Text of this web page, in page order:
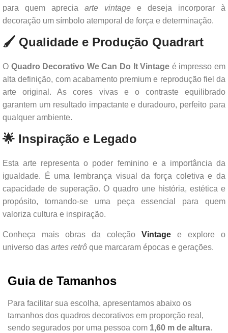
para quem aprecia arte vintage e deseja incorporar à
decoração um símbolo atemporal de força e determinação.
🖌️ Qualidade e Produção Quadrart
O Quadro Decorativo We Can Do It Vintage é impresso em
alta definição, com acabamento premium e reprodução fiel da
arte original. As cores vivas e o contraste equilibrado
garantem um resultado impactante e duradouro, perfeito para
qualquer ambiente.
🌟 Inspiração e Legado
Esta arte representa o poder feminino e a importância da
igualdade. É uma lembrança visual da força coletiva e da
capacidade de superação. O quadro une história, estética e
propósito, tornando-se uma peça essencial para quem
valoriza cultura e inspiração.
Conheça mais obras da coleção Vintage e explore o
universo das artes retrô que marcaram épocas e gerações.
Guia de Tamanhos
Para facilitar sua escolha, apresentamos abaixo os
tamanhos dos quadros decorativos em proporção real,
sendo segurados por uma pessoa com 1,60 m de altura.